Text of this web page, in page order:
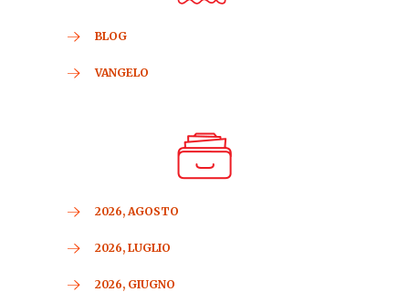
BLOG
VANGELO
2026, AGOSTO
2026, LUGLIO
2026, GIUGNO